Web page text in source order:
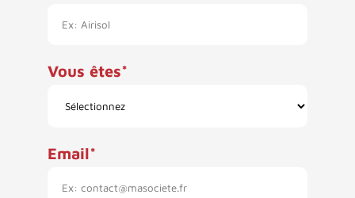
Vous êtes
Email